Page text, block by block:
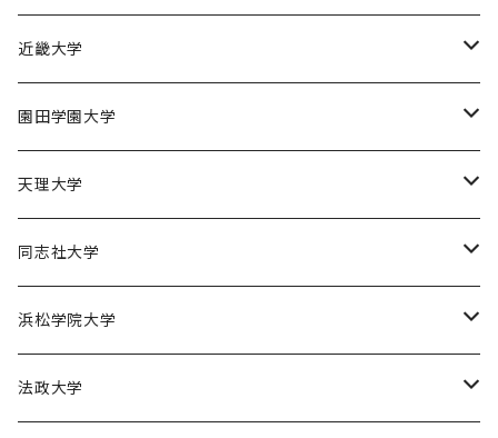
京都産業大学男子バスケットボール部
近畿大学
近畿大学体育会バスケットボール部
園田学園大学
園田学園大学ソフトボール部
園田学園大学陸上競技部
園田学園大学バスケットボール部
天理大学
天理大学男子バスケットボール部
天理大学女子バスケットボール部
天理大学男子バレーボール部
同志社大学
同志社大学体育会バスケットボール部
同志社大学体育会サッカー部
浜松学院大学
浜松学院大学男子バスケットボール部
法政大学